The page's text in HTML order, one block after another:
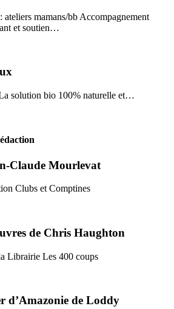
ateliers mamans/bb Accompagnement
et soutien…
solution bio 100% naturelle et…
Claude Mourlevat
Clubs et Comptines
de Chris Haughton
Librairie Les 400 coups
d’Amazonie de Loddy